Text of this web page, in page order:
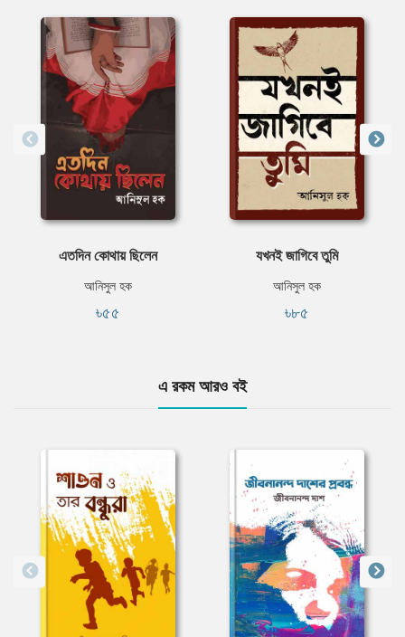
এতদিন কোথায় ছিলেন
আনিসুল হক
৳৫৫
যখনই জাগিবে তুমি
আনিসুল হক
৳৮৫
এ রকম আরও বই